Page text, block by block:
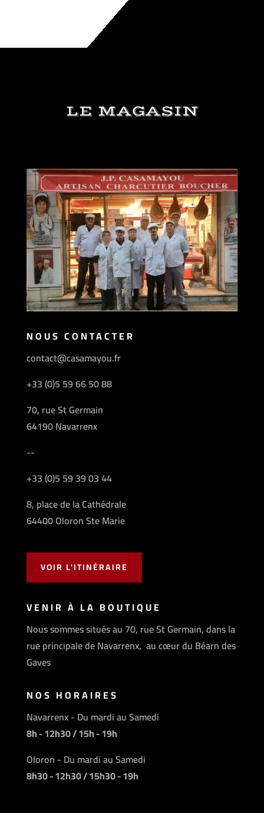
LE MAGASIN
NOUS CONTACTER
contact@casamayou.fr
+33 (0)5 59 66 50 88
70, rue St Germain
64190 Navarrenx
--
+33 (0)5 59 39 03 44
8, place de la Cathédrale
64400 Oloron Ste Marie
VOIR L'ITINÉRAIRE
VENIR À LA BOUTIQUE
Nous sommes situés au 70, rue St Germain, dans la
rue principale de Navarrenx, au cœur du Béarn des
Gaves
NOS HORAIRES
Navarrenx - Du mardi au Samedi
8h - 12h30 / 15h - 19h
Oloron - Du mardi au Samedi
8h30 - 12h30 / 15h30 - 19h